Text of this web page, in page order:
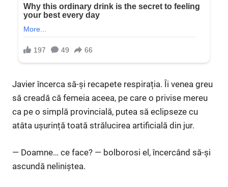
Javier încerca să-și recapete respirația. Îi venea greu
să creadă că femeia aceea, pe care o privise mereu
ca pe o simplă provincială, putea să eclipseze cu
atâta ușurință toată strălucirea artificială din jur.
— Doamne… ce face? — bolborosi el, încercând să-și
ascundă neliniștea.